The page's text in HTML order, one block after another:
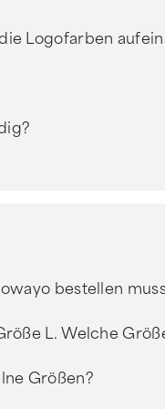
Logofarben
bestellen
L. Welche
Größen?